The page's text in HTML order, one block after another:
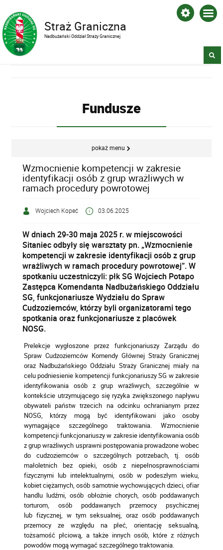
Straż Graniczna
Nadbużański Oddział Straży Granicznej
Fundusze
pokaż menu
Wzmocnienie kompetencji w zakresie
identyfikacji osób z grup wrażliwych w
ramach procedury powrotowej
Wojciech Kopeć 03.06.2025
W dniach 29-30 maja 2025 r. w miejscowości
Sitaniec odbyły się warsztaty pn. „Wzmocnienie
kompetencji w zakresie identyfikacji osób z grup
wrażliwych w ramach procedury powrotowej”. W
spotkaniu uczestniczyli: płk SG Wojciech Potapo
Zastępca Komendanta Nadbużańskiego Oddziału
SG, funkcjonariusze Wydziału do Spraw
Cudzoziemców, którzy byli organizatorami tego
spotkania oraz funkcjonariusze z placówek
NOSG.
Prelekcje wygłoszone przez funkcjonariuszy Zarządu do
Spraw Cudzoziemców Komendy Głównej Straży Granicznej
oraz Nadbużańskiego Oddziału Straży Granicznej miały na
celu podniesienie kompetencji funkcjonariuszy SG w zakresie
identyfikowania osób z grup wrażliwych, szczególnie w
kontekście utrzymującego się ryzyka zwiększonego napływu
obywateli państw trzecich na odcinku ochranianym przez
NOSG, którzy mogą być identyfikowani jako osoby
wymagające szczególnego traktowania. Wzmocnienie
kompetencji funkcjonariuszy w zakresie identyfikowania osób
z grup wrażliwych usprawni postępowania prowadzone wobec
do cudzoziemców o szczególnych potrzebach, tj. osób
małoletnich bez opieki, osób z niepełnosprawnościami
fizycznymi lub intelektualnymi, osób w podeszłym wieku,
kobiet ciężarnych, osób samotnie wychowujących dzieci, ofiar
handlu ludźmi, osób obłożnie chorych, osób poddawanych
torturom, osób poddawanych przemocy psychicznej
lub fizycznej, w tym seksualnej, oraz osób poddawanych
przemocy ze względu na płeć, orientację seksualną,
tożsamość płciową, a także innych osób, które z różnych
powodów mogą wymagać szczególnego traktowania.